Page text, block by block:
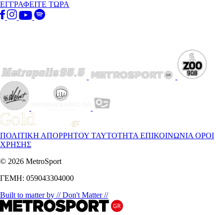
ΕΓΓΡΑΦΕΙΤΕ ΤΩΡΑ
ΠΟΛΙΤΙΚΗ ΑΠΟΡΡΗΤΟΥ ΤΑΥΤΟΤΗΤΑ ΕΠΙΚΟΙΝΩΝΙΑ ΟΡΟΙ
ΧΡΗΣΗΣ
© 2026 MetroSport
ΓΕΜΗ: 059043304000
Built to matter by // Don't Matter //